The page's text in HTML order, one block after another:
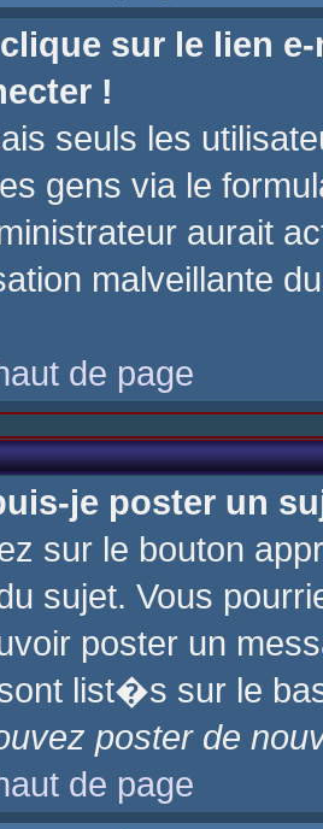
sur le lien
!
seuls les
gens via le
aurait
malveillante
de page
je poster un
sur le bouton
sujet. Vous
poster un
list�s sur le
poster de
de page